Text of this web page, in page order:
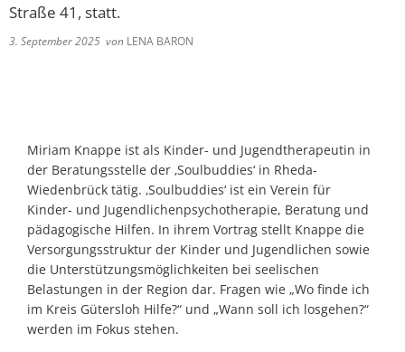
Straße 41, statt.
3. September 2025 von LENA BARON
Miriam Knappe ist als Kinder- und Jugendtherapeutin in
der Beratungsstelle der ‚Soulbuddies‘ in Rheda-
Wiedenbrück tätig. ‚Soulbuddies‘ ist ein Verein für
Kinder- und Jugendlichenpsychotherapie, Beratung und
pädagogische Hilfen. In ihrem Vortrag stellt Knappe die
Versorgungsstruktur der Kinder und Jugendlichen sowie
die Unterstützungsmöglichkeiten bei seelischen
Belastungen in der Region dar. Fragen wie „Wo finde ich
im Kreis Gütersloh Hilfe?“ und „Wann soll ich losgehen?“
werden im Fokus stehen.